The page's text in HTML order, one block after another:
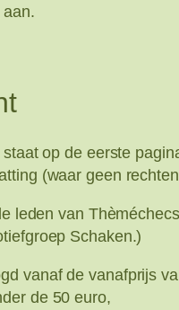
aan.
op de eerste
(waar geen
leden van
Schaken.)
vanaf de vanafprijs
de 50 euro,